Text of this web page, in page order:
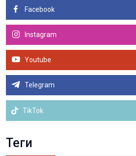
Facebook
Instagram
Youtube
Telegram
TikTok
Теги